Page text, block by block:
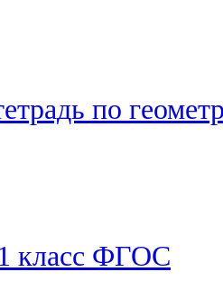
по
класс ФГОС